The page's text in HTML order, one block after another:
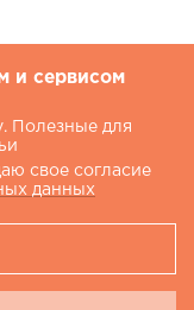
и сервисом
Полезные для
свое согласие
данных